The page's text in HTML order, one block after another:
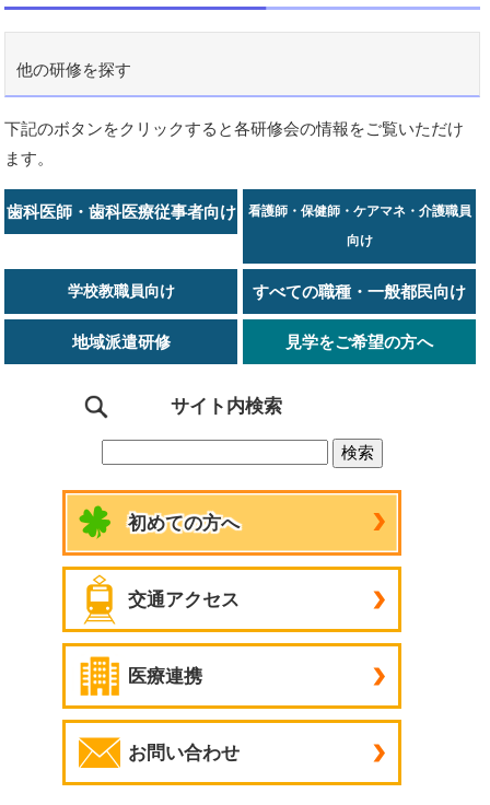
他の研修を探す
下記のボタンをクリックすると各研修会の情報をご覧いただけ
ます。
歯科医師・歯科医療従事者向け
看護師・保健師・ケアマネ・介護職員
向け
学校教職員向け すべての職種・一般都民向け
地域派遣研修 見学をご希望の方へ
サイト内検索
初めての方へ
交通アクセス
医療連携
お問い合わせ